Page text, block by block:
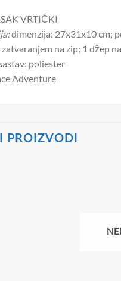
VRTIĆKI
dimenzija: 27x31x10 cm;
na zip; 1 džep
poliester
Adventure
PROIZVODI